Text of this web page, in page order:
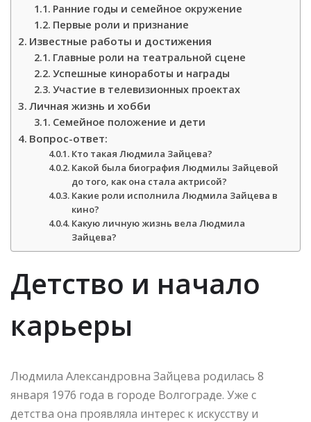
Ранние годы и семейное окружение
Первые роли и признание
Известные работы и достижения
Главные роли на театральной сцене
Успешные киноработы и награды
Участие в телевизионных проектах
Личная жизнь и хобби
Семейное положение и дети
Вопрос-ответ:
Кто такая Людмила Зайцева?
Какой была биография Людмилы Зайцевой
до того, как она стала актрисой?
Какие роли исполнила Людмила Зайцева в
кино?
Какую личную жизнь вела Людмила
Зайцева?
Детство и начало
карьеры
Людмила Александровна Зайцева родилась 8
января 1976 года в городе Волгограде. Уже с
детства она проявляла интерес к искусству и